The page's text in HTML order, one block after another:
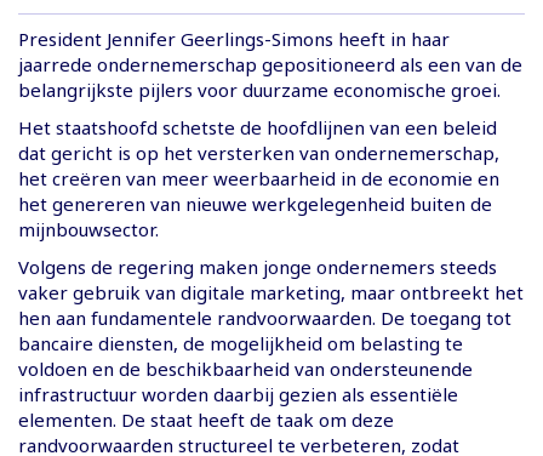
President Jennifer Geerlings-Simons heeft in haar
jaarrede ondernemerschap gepositioneerd als een van de
belangrijkste pijlers voor duurzame economische groei.
Het staatshoofd schetste de hoofdlijnen van een beleid
dat gericht is op het versterken van ondernemerschap,
het creëren van meer weerbaarheid in de economie en
het genereren van nieuwe werkgelegenheid buiten de
mijnbouwsector.
Volgens de regering maken jonge ondernemers steeds
vaker gebruik van digitale marketing, maar ontbreekt het
hen aan fundamentele randvoorwaarden. De toegang tot
bancaire diensten, de mogelijkheid om belasting te
voldoen en de beschikbaarheid van ondersteunende
infrastructuur worden daarbij gezien als essentiële
elementen. De staat heeft de taak om deze
randvoorwaarden structureel te verbeteren, zodat